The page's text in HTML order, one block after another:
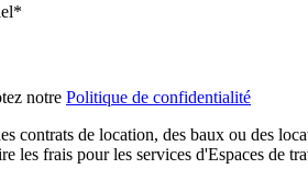
*
notre Politique de confidentialité
contrats de location, des baux ou des
les frais pour les services d'Espaces de